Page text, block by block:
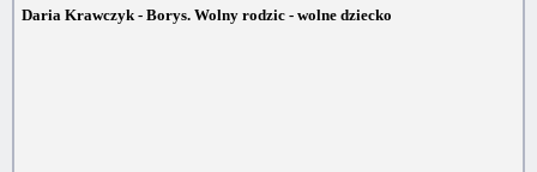
Daria Krawczyk - Borys. Wolny rodzic - wolne dziecko